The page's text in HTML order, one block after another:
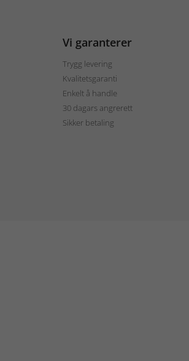
Vi garanterer
Trygg levering
Kvalitetsgaranti
Enkelt å handle
30 dagars angrerett
Sikker betaling